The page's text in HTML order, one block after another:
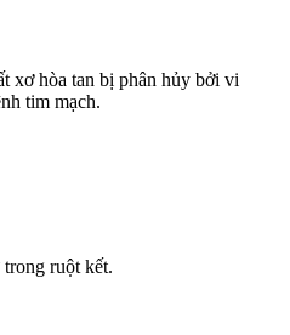
xơ hòa tan bị phân hủy bởi vi
tim mạch.
ruột kết.